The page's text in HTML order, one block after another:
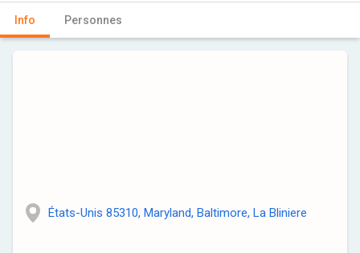
Info Personnes
États-Unis 85310, Maryland, Baltimore, La Bliniere